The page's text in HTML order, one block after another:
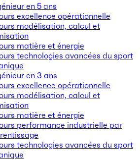
en 5 ans
excellence opérationnelle
modélisation, calcul et
matière et énergie
technologies avancées du sport
en 3 ans
excellence opérationnelle
modélisation, calcul et
matière et énergie
performance industrielle par
technologies avancées du sport